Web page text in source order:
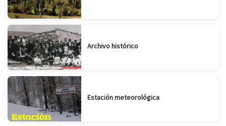
Archivo histórico
Estación meteorológica